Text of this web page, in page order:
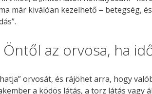
már kiválóan kezelhető ‒ betegség,
az orvosa, ha
orvosát, és rájöhet arra, hogy
a ködös látás, a torz látás vagy